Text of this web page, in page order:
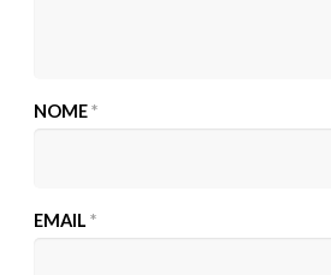
NOME*
EMAIL*